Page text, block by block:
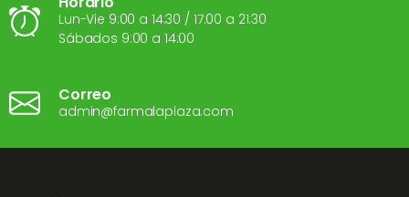
Lun-Vie 9:00 a 14:30 / 17:00 a 21:30
Sábados 9:00 a 14:00
Correo
admin@farmalaplaza.com